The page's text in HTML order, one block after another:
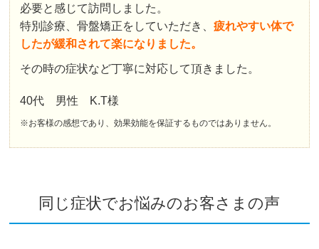
必要と感じて訪問しました。
特別診療、骨盤矯正をしていただき、疲れやすい体で
したが緩和されて楽になりました。
その時の症状など丁寧に対応して頂きました。
40代 男性 K.T様
※お客様の感想であり、効果効能を保証するものではありません。
同じ症状でお悩みのお客さまの声